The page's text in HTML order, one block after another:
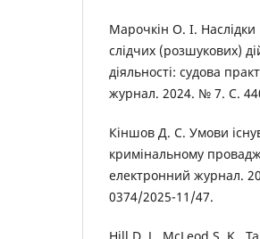
Марочкін О. І.
слідчих (розшукових)
діяльності: судова
журнал. 2024. № 7. С.
Кіншов Д. С. Умови
кримінальному
електронний журнал.
0374/2025-11/47.